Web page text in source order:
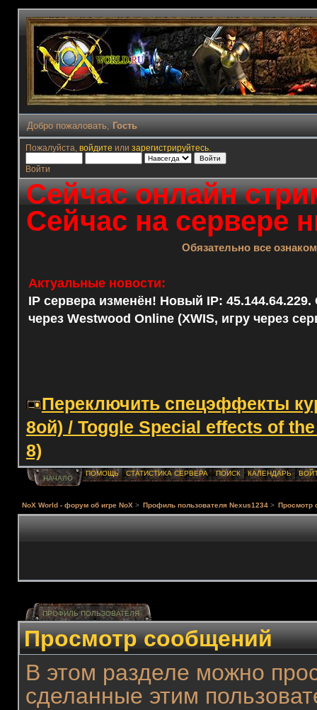
Добро пожаловать, Гость
Пожалуйста, войдите или зарегистрируйтесь.
Войти
Сейчас онлайн
Сейчас на сервере
Обязательно все
Актуальные новости:
IP сервера изменён! Новый IP: 45.144.64.229.
через Westwood Online (XWIS, игру через
Переключить спецэффекты
8ой) / Toggle Special effects of
8)
НАЧАЛО
ПОМОЩЬ СТАТИСТИКА СЕРВЕРА ПОИСК КАЛЕНДАРЬ
NoX World - форум об игре NoX > Профиль пользователя Nexus1234 > Просмотр
ПРОФИЛЬ ПОЛЬЗОВАТЕЛЯ
Просмотр сообщений
В этом разделе можно
сделанные этим